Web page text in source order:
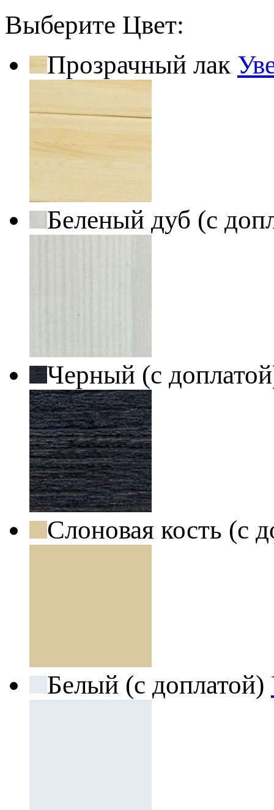
Выберите Цвет:
Прозрачный лак
Беленый дуб (с
Черный (с
Слоновая кость (с
Белый (с доплатой)